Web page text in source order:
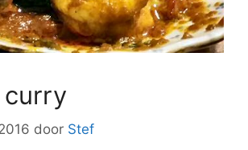
curry
door Stef